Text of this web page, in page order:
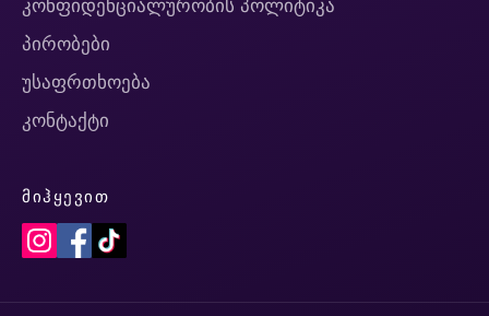
კონფიდენციალურობის პოლიტიკა
პირობები
უსაფრთხოება
კონტაქტი
ᲛᲘᲰᲧᲔᲕᲘᲗ